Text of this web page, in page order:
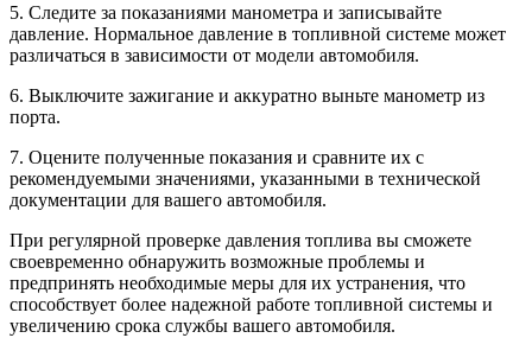
5. Следите за показаниями манометра и записывайте
давление. Нормальное давление в топливной системе может
различаться в зависимости от модели автомобиля.
6. Выключите зажигание и аккуратно выньте манометр из
порта.
7. Оцените полученные показания и сравните их с
рекомендуемыми значениями, указанными в технической
документации для вашего автомобиля.
При регулярной проверке давления топлива вы сможете
своевременно обнаружить возможные проблемы и
предпринять необходимые меры для их устранения, что
способствует более надежной работе топливной системы и
увеличению срока службы вашего автомобиля.